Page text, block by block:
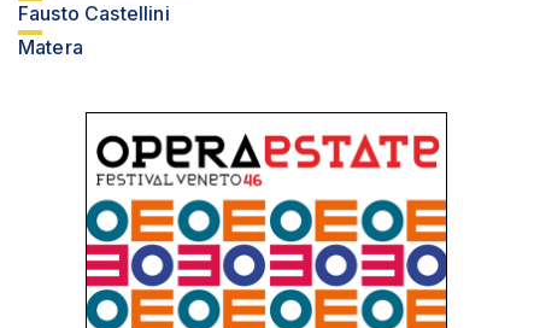
Fausto Castellini
Matera